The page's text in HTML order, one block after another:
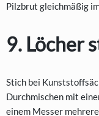
Pilzbrut gleichmäßig
9. Löcher
Stich bei
Durchmischen mit
einem Messer